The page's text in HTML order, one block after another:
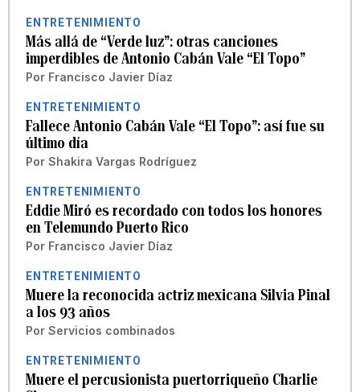
ENTRETENIMIENTO
Más allá de “Verde luz”: otras canciones
imperdibles de Antonio Cabán Vale “El Topo”
Por Francisco Javier Díaz
ENTRETENIMIENTO
Fallece Antonio Cabán Vale “El Topo”: así fue su
último día
Por Shakira Vargas Rodríguez
ENTRETENIMIENTO
Eddie Miró es recordado con todos los honores
en Telemundo Puerto Rico
Por Francisco Javier Díaz
ENTRETENIMIENTO
Muere la reconocida actriz mexicana Silvia Pinal
a los 93 años
Por Servicios combinados
ENTRETENIMIENTO
Muere el percusionista puertorriqueño Charlie